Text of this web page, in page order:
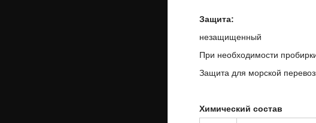
Защита:
незащищенный
При необходимости
Защита для морской
Химический состав